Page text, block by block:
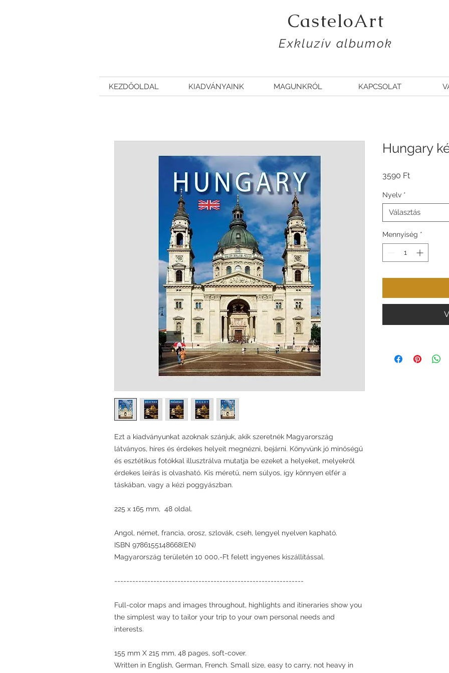
CasteloArt
Exkluzív albumok
KEZDŐOLDAL KIADVÁNYAINK MAGUNKRÓL KAPCSOLAT
Ezt a kiadványunkat azoknak szánjuk, akik szeretnék Magyarország
látványos, híres és érdekes helyeit megnézni, bejárni. Könyvünk jó minőségű
és esztétikus fotókkal illusztrálva mutatja be ezeket a helyeket, melyekről
érdekes leírás is olvasható. Kis méretű, nem súlyos, így könnyen elfér a
táskában, vagy a kézi poggyászban.
225 x 165 mm, 48 oldal.
Angol, német, francia, orosz, szlovák, cseh, lengyel nyelven kapható.
ISBN 9786155148668(EN)
Magyarország területén 10 000,-Ft felett ingyenes kiszállítással.
---------------------------------------------------------------
Full-color maps and images throughout, highlights and itineraries show you
the simplest way to tailor your trip to your own personal needs and
interests.
155 mm X 215 mm, 48 pages, soft-cover.
Written in English, German, French. Small size, easy to carry, not heavy in
Hungary
3590 FtÁr
Nyelv *
Választás
Mennyiség *